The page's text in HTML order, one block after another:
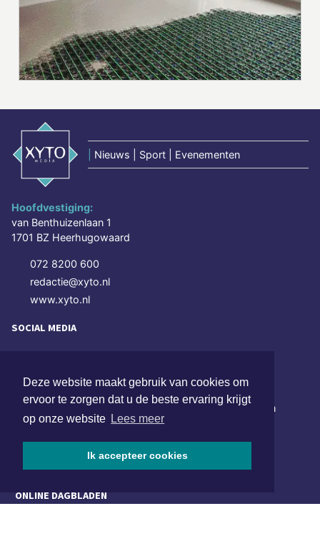
Deze website maakt gebruik van cookies om
ervoor te zorgen dat u de beste ervaring krijgt
op onze website Lees meer
Ik accepteer cookies
Nieuws | Sport | Evenementen
Hoofdvestiging:
van Benthuizenlaan 1
1701 BZ Heerhugowaard
072 8200 600
redactie@xyto.nl
www.xyto.nl
SOCIAL MEDIA
NIEUWSBRIEF AANMELDEN
Schrijf je in voor onze nieuwsbrief en krijg wekelijks een
samenvatting van alle gebeurtenissen uit jouw regio.
ONLINE DAGBLADEN